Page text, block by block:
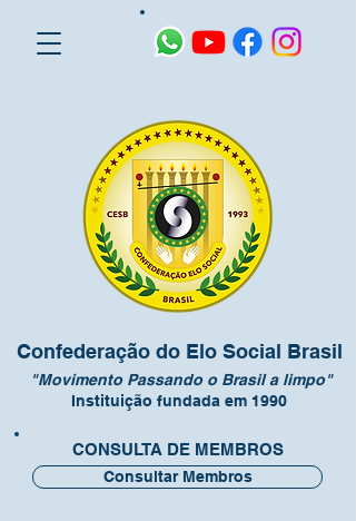
Confederação do Elo Social Brasil
"Movimento Passando o Brasil a limpo"
Instituição fundada em 1990
CONSULTA DE MEMBROS
Consultar Membros